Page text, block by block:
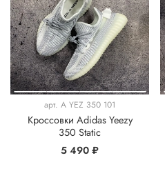
арт. A YEZ 350 101
Кроссовки Adidas Yeezy
350 Static
5 490 ₽